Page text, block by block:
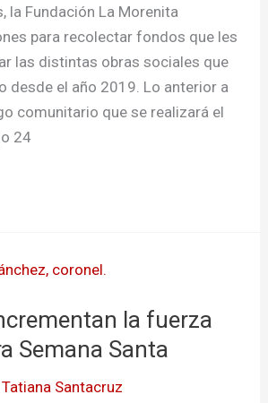
la Fundación La Morenita
para recolectar fondos que les
las distintas obras sociales que
desde el año 2019. Lo anterior a
comunitario que se realizará el
24
la fuerza
Semana Santa
Tatiana Santacruz